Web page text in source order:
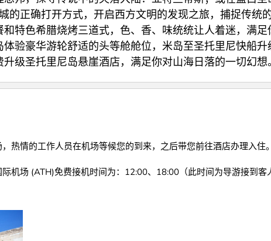
的正确打开方式，开启西方文明的发现之旅，捕捉传统
和特色希腊烧烤三道式，色、香、味统统让人着迷，满足
体验豪华游轮舒适的头等舱舱位，米岛至圣托里尼快船
升级圣托里尼岛悬崖酒店，满足你对山海日落的一切幻想。
热情的工作人员在机场等候您的到来，之后带您前往酒店办理入住。
机场 (ATH)免费接机时间为：12:00、18:00（此时间为导游接到客